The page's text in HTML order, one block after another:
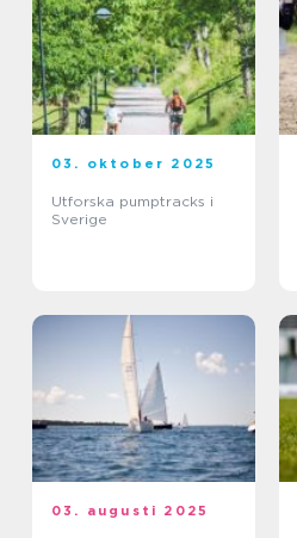
03. oktober 2025
Utforska pumptracks i
Sverige
03. augusti 2025